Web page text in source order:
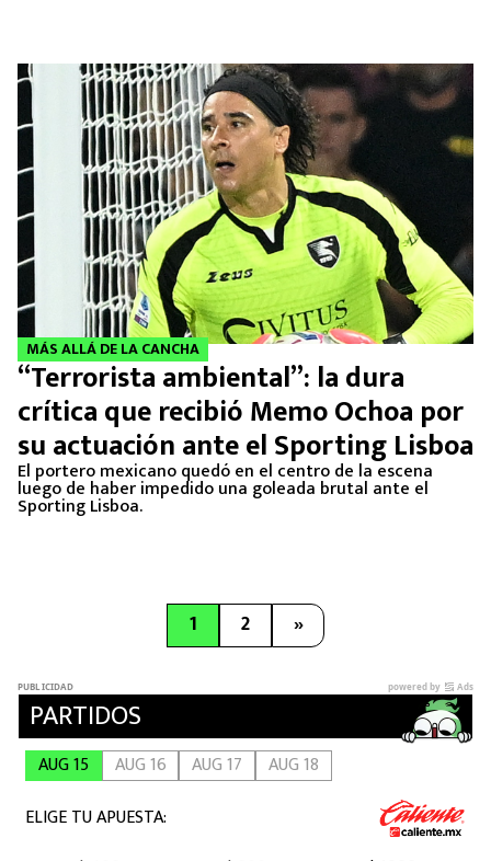
MÁS ALLÁ DE LA CANCHA
“Terrorista ambiental”: la dura
crítica que recibió Memo Ochoa por
su actuación ante el Sporting Lisboa
El portero mexicano quedó en el centro de la escena
luego de haber impedido una goleada brutal ante el
Sporting Lisboa.
1 2 »